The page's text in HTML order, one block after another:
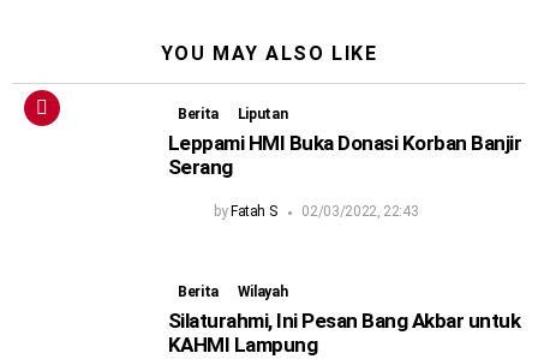
YOU MAY ALSO LIKE
Berita Liputan
Leppami HMI Buka Donasi Korban Banjir
Serang
by Fatah S 02/03/2022, 22:43
Berita Wilayah
Silaturahmi, Ini Pesan Bang Akbar untuk
KAHMI Lampung